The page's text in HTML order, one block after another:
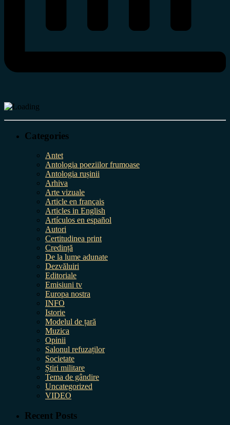
Categories
Antet
Antologia poeziilor frumoase
Antologia rușinii
Arhiva
Arte vizuale
Article en français
Articles in English
Artículos en español
Autori
Certitudinea print
Credință
De la lume adunate
Dezvăluiri
Editoriale
Emisiuni tv
Europa nostra
INFO
Istorie
Modelul de țară
Muzica
Opinii
Salonul refuzaților
Societate
Știri militare
Tema de gândire
Uncategorized
VIDEO
Recent Posts